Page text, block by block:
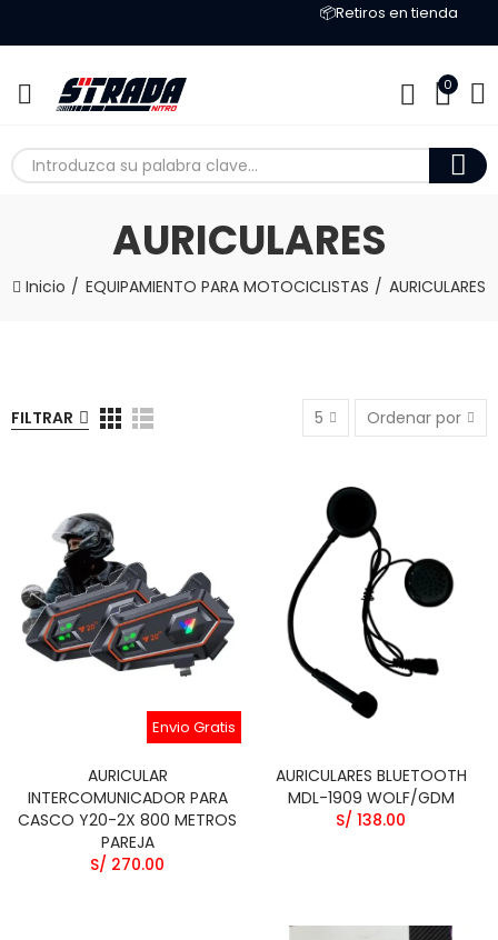
📦Retiros en tienda
0
AURICULARES
Inicio EQUIPAMIENTO PARA MOTOCICLISTAS AURICULARES
FILTRAR 5 Ordenar por
Envio Gratis
AURICULAR
INTERCOMUNICADOR PARA
CASCO Y20-2X 800 METROS
PAREJA
S/ 270.00
AURICULARES BLUETOOTH
MDL-1909 WOLF/GDM
S/ 138.00